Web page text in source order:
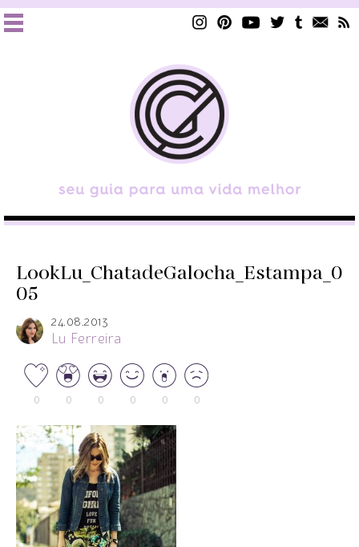
LookLu_ChatadeGalocha_Estampa_0
05
24.08.2013
Lu Ferreira
0 0 0 0 0 0